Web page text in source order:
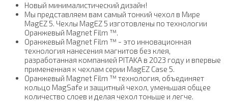
Новый минималистический дизайн!
Мы представляем вам самый тонкий чехол в Мире
MagEZ 5. Чехлы MagEZ 5 изготовлены по технологии
Оранжевый Magnet Film ™.
Оранжевый Magnet Film ™ - это инновационная
технология нанесения магнитов без клея,
разработанная компанией PITAKA в 2023 году и впервые
примененная к чехлам серии MagEZ Case 5.
Оранжевый Magnet Film ™ технология, объединяет
кольцо MagSafe и защитный чехол, уменьшая общее
количество слоев и делая чехол тоньше и легче.